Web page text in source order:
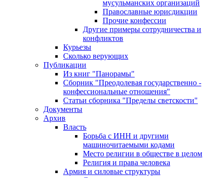
мусульманских организаций
Православные юрисдикции
Прочие конфессии
Другие примеры сотрудничества и
конфликтов
Курьезы
Сколько верующих
Публикации
Из книг "Панорамы"
Сборник "Преодолевая государственно -
конфессиональные отношения"
Статьи сборника "Пределы светскости"
Документы
Архив
Власть
Борьба с ИНН и другими
машиночитаемыми кодами
Место религии в обществе в целом
Религия и права человека
Армия и силовые структуры